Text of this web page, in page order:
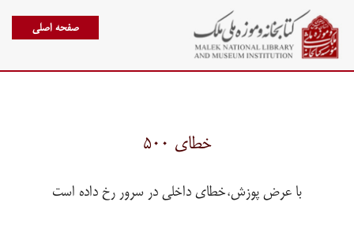
صفحه اصلی
خطای ۵۰۰
با عرض پوزش،خطای داخلی در سرور رخ داده است